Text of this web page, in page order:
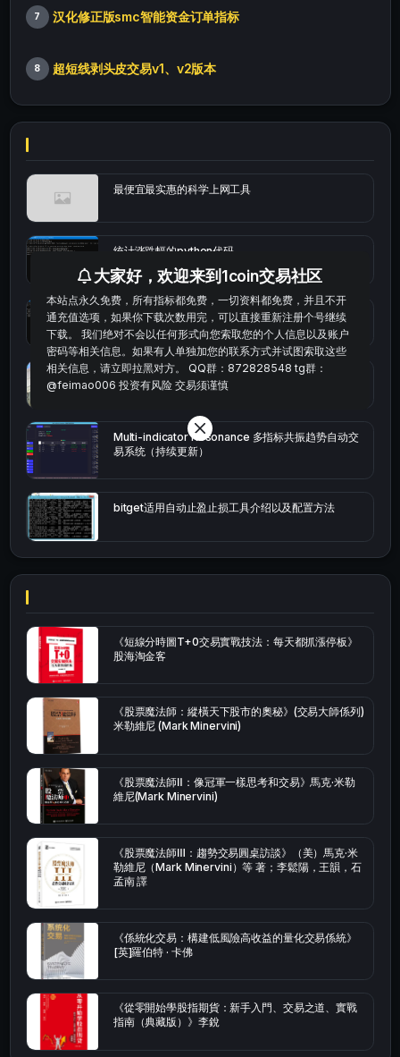
7 汉化修正版smc智能资金订单指标
8 超短线剥头皮交易v1、v2版本
最便宜最实惠的科学上网工具
统计涨跌幅的python代码
okx的短线量化的免费版本
bybit安卓端
Multi-indicator Resonance 多指标共振趋势自动交
易系统（持续更新）
bitget适用自动止盈止损工具介绍以及配置方法
《短線分時圖T+0交易實戰技法：每天都抓漲停板》
股海淘金客
《股票魔法師：縱橫天下股市的奧秘》(交易大師係列)
米勒維尼 (Mark Minervini)
《股票魔法師Ⅱ：像冠軍一樣思考和交易》馬克·米勒
維尼(Mark Minervini)
《股票魔法師Ⅲ：趨勢交易圓桌訪談》（美）馬克·米
勒維尼（Mark Minervini）等 著；李鬆陽，王韻，石
孟南 譯
《係統化交易：構建低風險高收益的量化交易係統》
[英]羅伯特 · 卡佛
《從零開始學股指期貨：新手入門、交易之道、實戰
指南（典藏版）》李銳
大家好，欢迎来到1coin交易社区
本站点永久免费，所有指标都免费，一切资料都免费，并且不开
通充值选项，如果你下载次数用完，可以直接重新注册个号继续
下载。 我们绝对不会以任何形式向您索取您的个人信息以及账户
密码等相关信息。如果有人单独加您的联系方式并试图索取这些
相关信息，请立即拉黑对方。 QQ群：872828548 tg群：
@feimao006 投资有风险 交易须谨慎